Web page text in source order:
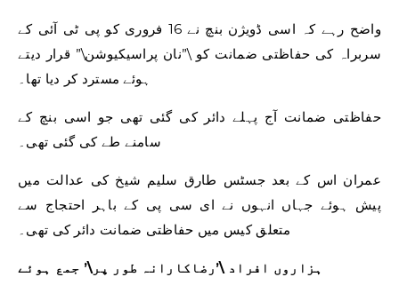
واضح رہے کہ اسی ڈویژن بنچ نے 16 فروری کو پی ٹی آئی کے
سربراہ کی حفاظتی ضمانت کو \”نان پراسیکیوشن\” قرار دیتے
ہوئے مسترد کر دیا تھا۔
حفاظتی ضمانت آج پہلے دائر کی گئی تھی جو اسی بنچ کے
سامنے طے کی گئی تھی۔
عمران اس کے بعد جسٹس طارق سلیم شیخ کی عدالت میں
پیش ہوئے جہاں انہوں نے ای سی پی کے باہر احتجاج سے
متعلق کیس میں حفاظتی ضمانت دائر کی تھی۔
ہزاروں افراد \’رضاکارانہ طور پر\’ جمع ہوئے